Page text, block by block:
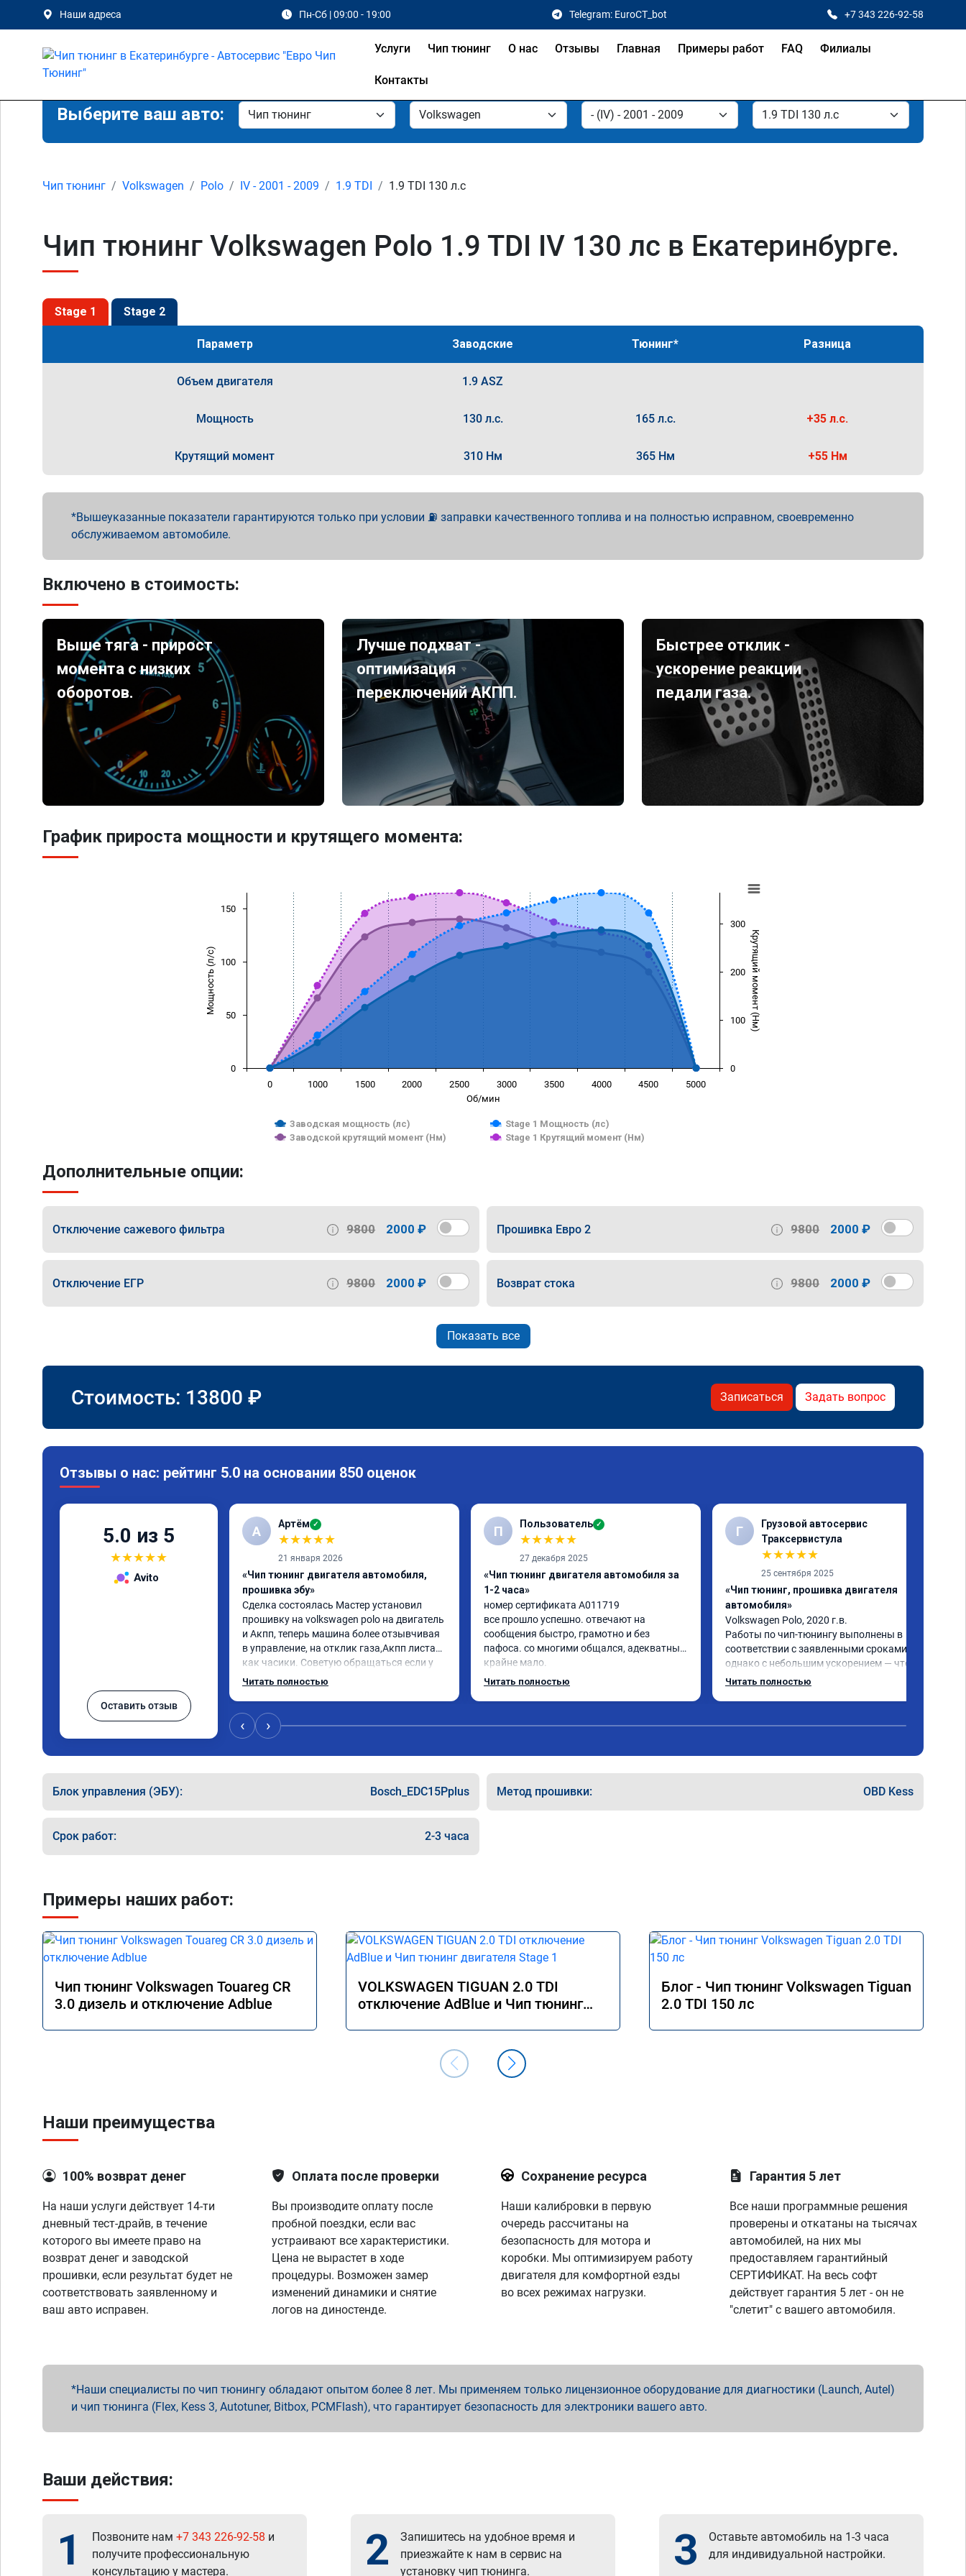
Наши адреса Пн-Сб | 09:00 - 19:00 Telegram: EuroCT_bot +7 343 226-92-58
Услуги Чип тюнинг О нас Отзывы Главная Примеры работ FAQ Филиалы
Контакты
Выберите ваш авто:
Чип тюнинг Volkswagen Polo IV - 2001 - 2009 1.9 TDI 1.9 TDI 130 л.с
Чип тюнинг Volkswagen Polo 1.9 TDI IV 130 лс в Екатеринбурге.
Stage 1 Stage 2
Параметр Заводские Тюнинг* Разница
Объем двигателя 1.9 ASZ
Мощность 130 л.с. 165 л.с. +35 л.с.
Крутящий момент 310 Нм 365 Нм +55 Нм
Вышеуказанные показатели гарантируются только при условии ⛽ заправки качественного топлива и на полностью исправном, своевременно
обслуживаемом автомобиле.
Включено в стоимость:
Выше тяга - прирост
момента с низких
оборотов.
Лучше подхват -
оптимизация
переключений АКПП.
Быстрее отклик -
ускорение реакции
педали газа.
График прироста мощности и крутящего момента:
Об/мин
Мощность (л/с) Крутящий момент (Нм)
Заводская мощность (лс)
Stage 1 Мощность (лс)
Заводской крутящий момент (Нм)
Stage 1 Крутящий момент (Нм)
0 1000 1500 2000 2500 3000 3500 4000 4500 5000
0
50
100
150
0
100
200
300
Дополнительные опции:
Отключение сажевого фильтра 9800 2000 ₽ Прошивка Евро 2 9800 2000 ₽
Отключение ЕГР 9800 2000 ₽ Возврат стока 9800 2000 ₽
Показать все
Стоимость: 13800 ₽ Записаться Задать вопрос
Отзывы о нас: рейтинг 5.0 на основании 850 оценок
5.0 из 5
★★★★★
Avito
Оставить отзыв
А Артём ✓
★★★★★
21 января 2026
«Чип тюнинг двигателя автомобиля,
прошивка эбу»
Сделка состоялась Мастер установил
прошивку на volkswagen polo на двигатель
и Акпп, теперь машина более отзывчивая
в управление, на отклик газа,Акпп листает
как часики. Советую обращаться если у
вас возникли проблемы с автомобилем
Читать полностью
П Пользователь ✓
★★★★★
27 декабря 2025
«Чип тюнинг двигателя автомобиля за
1-2 часа»
номер сертификата A011719
все прошло успешно. отвечают на
сообщения быстро, грамотно и без
пафоса. со многими общался, адекватных
крайне мало.
ребята ответили на все вопросы, все
цена была адекватная, в общем
однозначно рекомендую.
Читать полностью
Г
Грузовой автосервис
Траксервистула
★★★★★
25 сентября 2025
«Чип тюнинг, прошивка двигателя
автомобиля»
Volkswagen Polo, 2020 г.в.
Работы по чип-тюнингу выполнены в
соответствии с заявленными сроками,
однако с небольшим ускорением — что
является положительным моментом!
Читать полностью
‹ ›
Блок управления (ЭБУ): Bosch_EDC15Pplus Метод прошивки: OBD Kess
Срок работ: 2-3 часа
Примеры наших работ:
Чип тюнинг Volkswagen Touareg CR
3.0 дизель и отключение Adblue
VOLKSWAGEN TIGUAN 2.0 TDI
отключение AdBlue и Чип тюнинг
Блог - Чип тюнинг Volkswagen Tiguan
2.0 TDI 150 лс
Наши преимущества
100% возврат денег
На наши услуги действует 14-ти
дневный тест-драйв, в течение
которого вы имеете право на
возврат денег и заводской
прошивки, если результат будет не
соответствовать заявленному и
ваш авто исправен.
Оплата после проверки
Вы производите оплату после
пробной поездки, если вас
устраивают все характеристики.
Цена не вырастет в ходе
процедуры. Возможен замер
изменений динамики и снятие
логов на диностенде.
Сохранение ресурса
Наши калибровки в первую
очередь рассчитаны на
безопасность для мотора и
коробки. Мы оптимизируем работу
двигателя для комфортной езды
во всех режимах нагрузки.
Гарантия 5 лет
Все наши программные решения
проверены и откатаны на тысячах
автомобилей, на них мы
предоставляем гарантийный
СЕРТИФИКАТ. На весь софт
действует гарантия 5 лет - он не
"слетит" с вашего автомобиля.
Наши специалисты по чип тюнингу обладают опытом более 8 лет. Мы применяем только лицензионное оборудование для диагностики (Launch, Autel)
и чип тюнинга (Flex, Kess 3, Autotuner, Bitbox, PCMFlash), что гарантирует безопасность для электроники вашего авто.
Ваши действия:
1 Позвоните нам +7 343 226-92-58 и
получите профессиональную
консультацию у мастера.
2
Запишитесь на удобное время и
приезжайте к нам в сервис на
установку чип тюнинга.
3
Оставьте автомобиль на 1-3 часа
для индивидуальной настройки.